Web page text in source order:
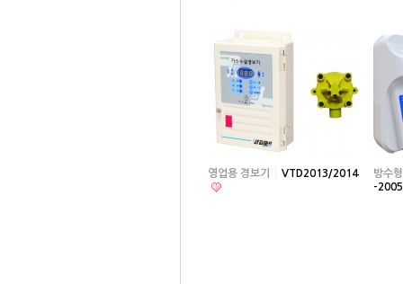
영업용 경보기 VTD2013/2014
방수
-